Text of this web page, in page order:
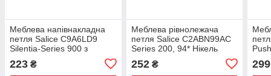
Меблева напівнакладна
петля Salice C9A6LD9
Silentia-Series 900 з
доводчиком, 105* Нікель
матовий
223 ₴
Меблева рівнолежача
петля Salice C2ABN99AC
Series 200, 94* Нікель
252₴ 299